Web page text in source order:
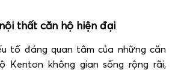
thất căn hộ hiện đại
tố đáng quan tâm của những căn
Kenton không gian sống rộng rãi,